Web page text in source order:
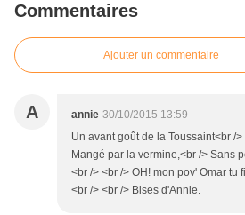
Commentaires
Ajouter un commentaire
A annie 30/10/2015 13:59
Un avant goût de la Toussaint<br /
Mangé par la vermine,<br /> Sans
<br /> <br /> OH! mon pov' Omar tu
<br /> <br /> Bises d'Annie.